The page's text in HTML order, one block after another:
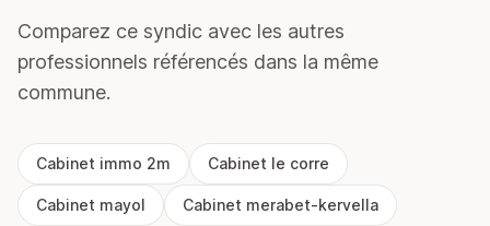
Comparez ce syndic avec les autres
professionnels référencés dans la même
commune.
Cabinet immo 2m Cabinet le corre
Cabinet mayol Cabinet merabet-kervella